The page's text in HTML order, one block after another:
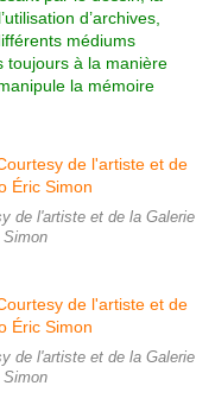
d’archives,
médiums
toujours à la manière
la mémoire
de l'artiste et de la Galerie
de l'artiste et de la Galerie